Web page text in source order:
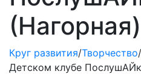
(Нагорная)
Круг развития/Творчество/
Детском клубе